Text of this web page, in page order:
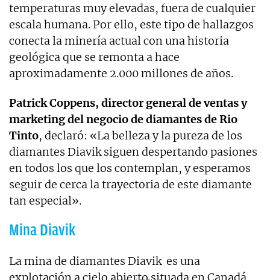
temperaturas muy elevadas, fuera de cualquier
escala humana. Por ello, este tipo de hallazgos
conecta la minería actual con una historia
geológica que se remonta a hace
aproximadamente 2.000 millones de años.
Patrick Coppens, director general de ventas y
marketing del negocio de diamantes de Rio
Tinto, declaró: «La belleza y la pureza de los
diamantes Diavik siguen despertando pasiones
en todos los que los contemplan, y esperamos
seguir de cerca la trayectoria de este diamante
tan especial».
Mina Diavik
La mina de diamantes Diavik es una